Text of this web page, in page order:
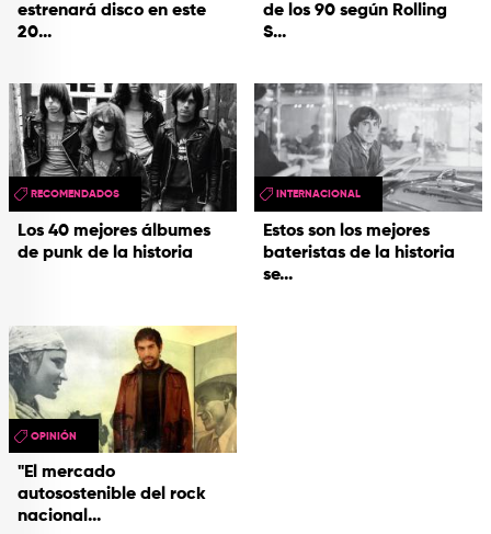
estrenará disco en este
20...
de los 90 según Rolling
S...
Los 40 mejores álbumes
de punk de la historia
RECOMENDADOS
Estos son los mejores
bateristas de la historia
se...
INTERNACIONAL
"El mercado
autosostenible del rock
nacional...
OPINIÓN